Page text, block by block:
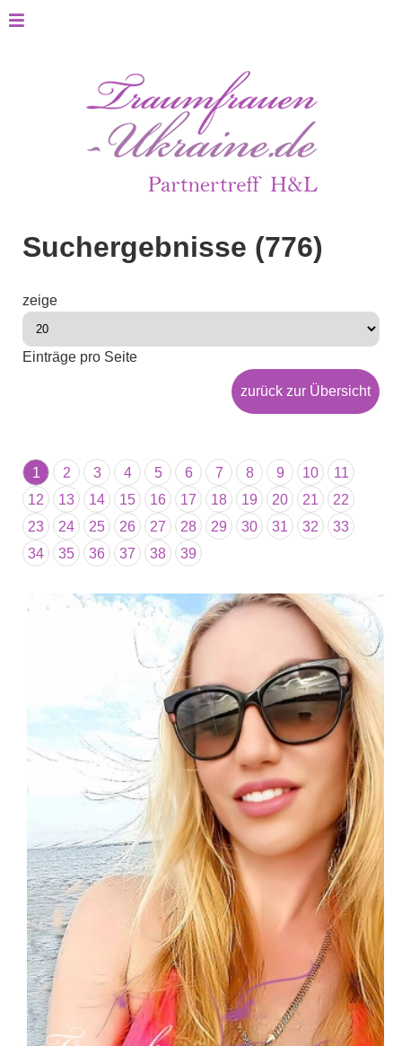
Suchergebnisse (776)
zeige
Einträge pro Seite
zurück zur Übersicht
1 2 3 4 5 6 7 8 9 10
11
12
13 14 15 16 17 18 19 20 21
22
23
24 25 26 27 28 29 30 31 32
33
34
35 36 37 38 39